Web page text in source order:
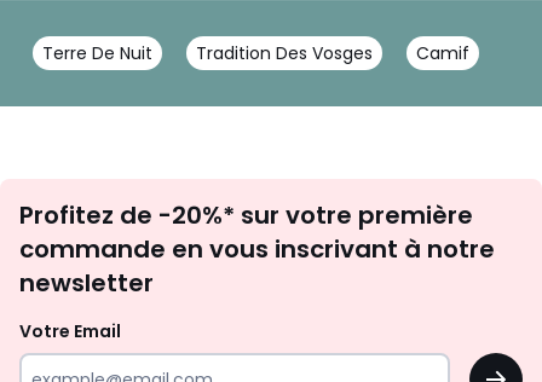
Terre De Nuit Tradition Des Vosges Camif
newsletter
Profitez de -20%* sur votre première
commande en vous inscrivant à notre
newsletter
Votre Email
OK